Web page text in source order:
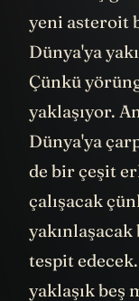
Bu birkaç
yeni asteroit
Dünya'ya
Çünkü
yaklaşıyor.
Dünya'ya
de bir çeşit
çalışacak
tespit edecek.